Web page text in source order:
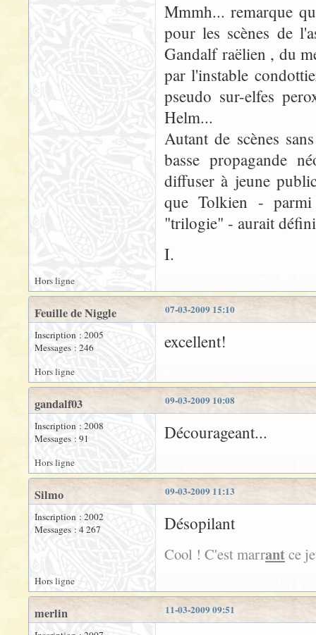
Mmmh... remarque
pour les scènes de
Gandalf raëlien , du
par l'instable
pseudo sur-elfes
Helm...
Autant de scènes
basse propagande
diffuser à jeune
que Tolkien - parmi
"trilogie" - aurait
I.
Hors ligne
07-03-2009 15:10
Feuille de Niggle
Inscription : 2005
Messages : 246
excellent!
Hors ligne
09-03-2009 10:08
gandalf03
Inscription : 2008
Messages : 91
Décourageant...
Hors ligne
09-03-2009 11:13
Silmo
Inscription : 2002
Messages : 4 267
Désopilant
Cool ! C'est marrantce
Hors ligne
11-03-2009 09:51
merlin